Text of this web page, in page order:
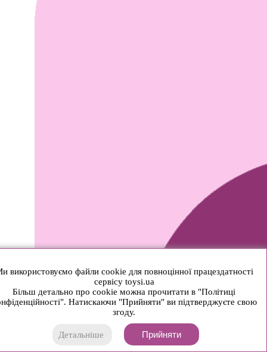
використовуємо файли cookie для повноцінної працездатності
сервісу toysi.ua
Більш детально про cookie можна прочитати в "Політиці
Натискаючи "Прийняти" ви підтверджуєте свою
згоду.
Детальніше Прийняти